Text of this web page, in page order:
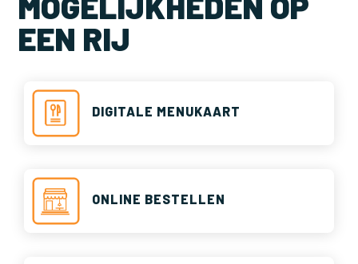
EEN RIJ
DIGITALE MENUKAART
ONLINE BESTELLEN